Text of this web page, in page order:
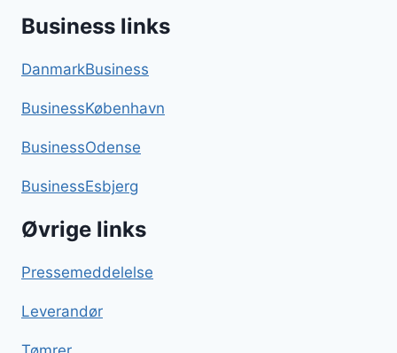
Business links
DanmarkBusiness
BusinessKøbenhavn
BusinessOdense
BusinessEsbjerg
Øvrige links
Pressemeddelelse
Leverandør